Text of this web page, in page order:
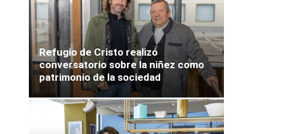
Refugio de Cristo realizó
conversatorio sobre la niñez como
patrimonio de la sociedad